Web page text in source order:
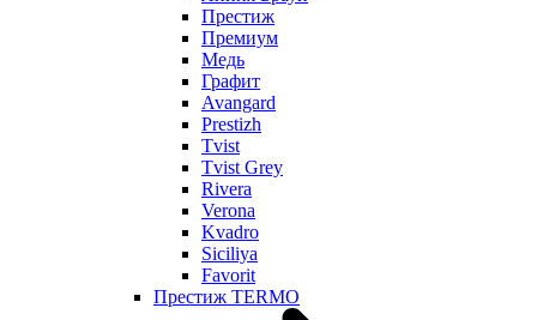
Престиж
Премиум
Медь
Графит
Avangard
Prestizh
Tvist
Tvist Grey
Rivera
Verona
Kvadro
Siciliya
Favorit
Престиж TERMO